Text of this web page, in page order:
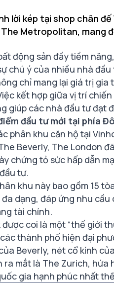
lời kép tại shop chân
Metropolitan, mang
động sản đầy tiềm
chú ý của nhiều nhà
chỉ mang lại giá trị gia
kết hợp giữa vị trí
giúp các nhà đầu tư đạt
đầu tư mới tại phía
phân khu căn hộ tại
Beverly, The London
chứng tỏ sức hấp dẫn
tư.
khu này bao gồm 15
dạng, đáp ứng nhu
tài chính.
coi là một “thế giới
thành phố hiện đại
Beverly, nét cổ kính
mắt là The Zurich, hứa
gia hạnh phúc nhất